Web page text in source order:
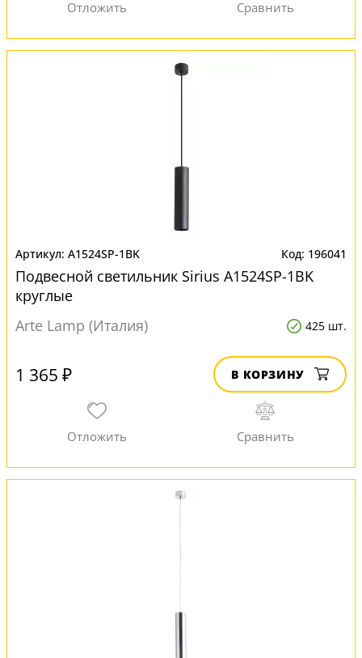
A1524SP-1BK 196041
Подвесной светильник Sirius A1524SP-1BK
круглые
Arte Lamp (Италия)
425 шт.
1 365 ₽ В КОРЗИНУ